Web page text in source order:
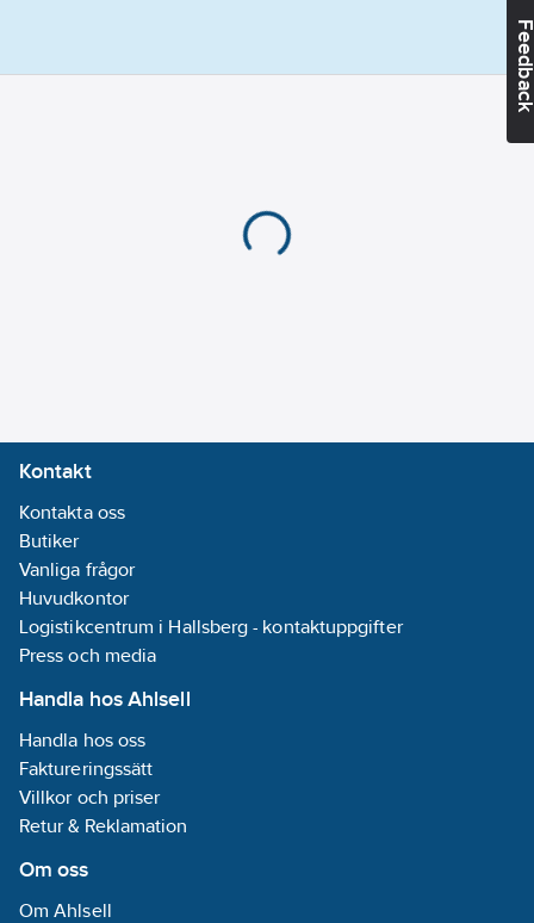
Kontakt
Kontakta oss
Butiker
Vanliga frågor
Huvudkontor
Logistikcentrum i Hallsberg - kontaktuppgifter
Press och media
Handla hos Ahlsell
Handla hos oss
Faktureringssätt
Villkor och priser
Retur & Reklamation
Om oss
Om Ahlsell